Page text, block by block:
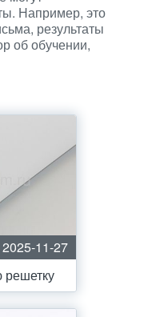
Например, это
результаты
об обучении,
2025-11-27
решетку